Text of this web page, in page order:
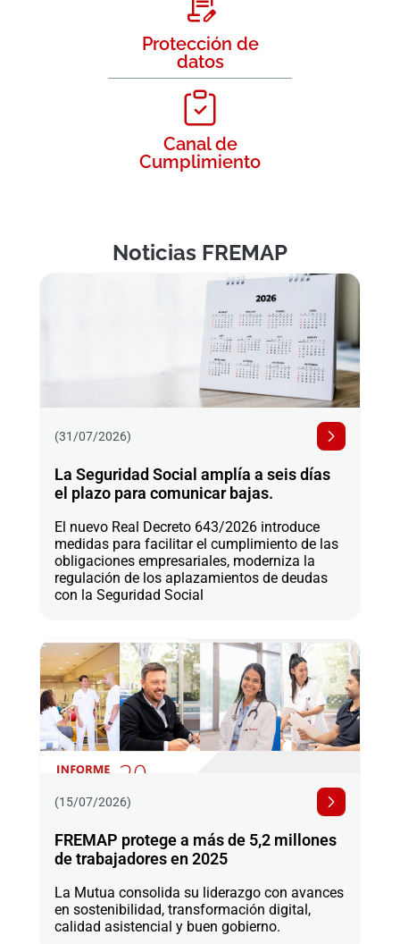
Protección de
datos
Canal de
Cumplimiento
Noticias FREMAP
(31/07/2026)
La Seguridad Social amplía a seis días
el plazo para comunicar bajas.
El nuevo Real Decreto 643/2026 introduce
medidas para facilitar el cumplimiento de las
obligaciones empresariales, moderniza la
regulación de los aplazamientos de deudas
con la Seguridad Social
(15/07/2026)
FREMAP protege a más de 5,2 millones
de trabajadores en 2025
La Mutua consolida su liderazgo con avances
en sostenibilidad, transformación digital,
calidad asistencial y buen gobierno.